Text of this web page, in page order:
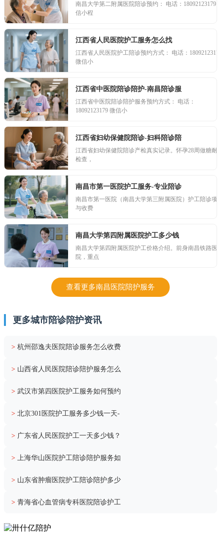
南昌大学第二附属医院陪诊预约： 电话：18092123179 微
信小程
江西省人民医院护工服务怎么找
江西省人民医院护工陪诊预约方式： 电话：18092123179
微信小
江西省中医院陪诊陪护-南昌陪诊服
江西省中医院陪诊陪护服务预约方式： 电话：
18092123179 微信小
江西省妇幼保健院陪诊-妇科陪诊陪
江西省妇幼保健院陪诊产检真实记录。怀孕28周做糖耐
检查，
南昌市第一医院护工服务-专业陪诊
南昌市第一医院（南昌大学第三附属医院）护工陪诊项
与收费
南昌大学第四附属医院护工多少钱
南昌大学第四附属医院护工价格介绍。前身南昌铁路医
院，重点
查看更多南昌医院陪护服务
更多城市陪诊陪护资讯
> 杭州邵逸夫医院陪诊服务怎么收费
> 山西省人民医院陪诊陪护服务怎么
> 武汉市第四医院护工服务如何预约
> 北京301医院护工服务多少钱一天-
> 广东省人民医院护工一天多少钱？
> 上海华山医院护工陪诊陪护服务如
> 山东省肿瘤医院护工陪诊陪护多少
> 青海省心血管病专科医院陪诊护工